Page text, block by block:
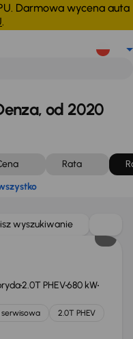
Darmowa wycena auta
.
od 2020
Rata
wyszukiwanie
2.0T PHEV680 kW
serwisowa
2.0T PHEV